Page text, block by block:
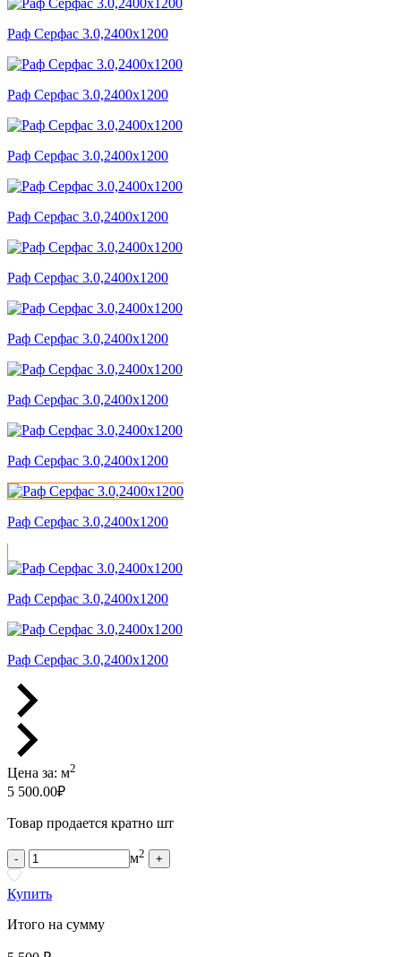
Раф Серфас 3.0,2400x1200
Раф Серфас 3.0,2400x1200
Раф Серфас 3.0,2400x1200
Раф Серфас 3.0,2400x1200
Раф Серфас 3.0,2400x1200
Раф Серфас 3.0,2400x1200
Раф Серфас 3.0,2400x1200
Раф Серфас 3.0,2400x1200
Раф Серфас 3.0,2400x1200
Раф Серфас 3.0,2400x1200
Раф Серфас 3.0,2400x1200
Цена за: м2
5 500.00₽
Товар продается кратно шт
- м2 +
Купить
Итого на сумму